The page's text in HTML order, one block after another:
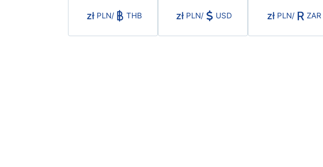
PLN/ THB PLN/ USD PLN/ ZAR